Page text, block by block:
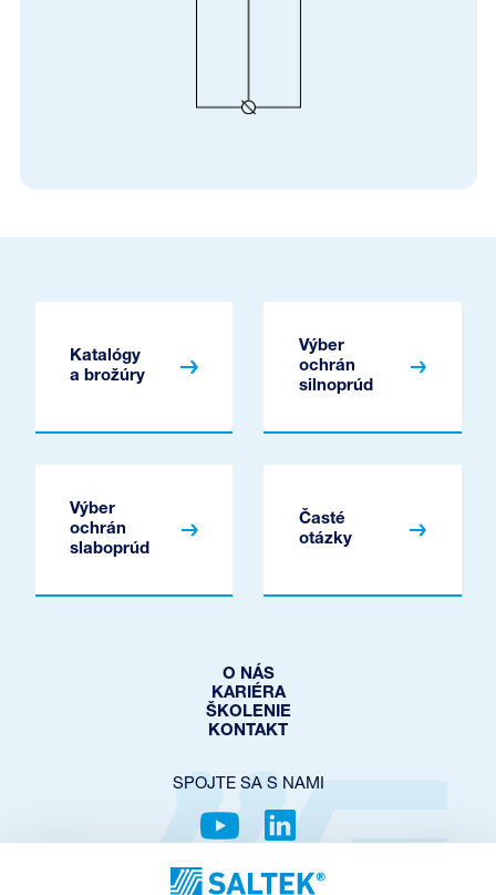
Katalógy
a brožúry
Výber
ochrán
silnoprúd
Výber
ochrán
slaboprúd
Časté
otázky
O NÁS
KARIÉRA
ŠKOLENIE
KONTAKT
SPOJTE SA S NAMI